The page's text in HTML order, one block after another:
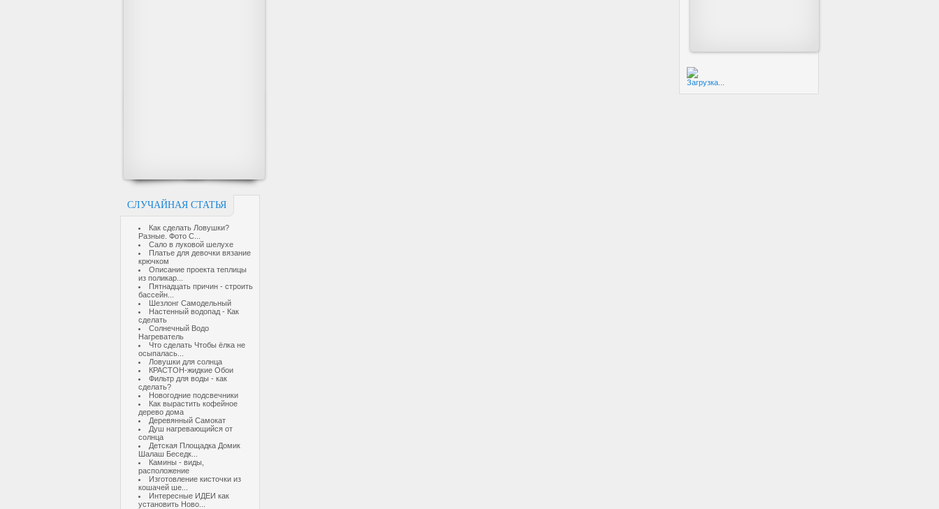
СЛУЧАЙНАЯ СТАТЬЯ
Как сделать Ловушки?
Разные. Фото С...
Сало в луковой шелухе
Платье для девочки вязание
крючком
Описание проекта теплицы
из поликар...
Пятнадцать причин - строить
бассейн...
Шезлонг Самодельный
Настенный водопад - Как
сделать
Солнечный Водо
Нагреватель
Что сделать Чтобы ёлка не
осыпалась...
Ловушки для солнца
КРАСТОН-жидкие Обои
Фильтр для воды - как
сделать?
Новогодние подсвечники
Как вырастить кофейное
дерево дома
Деревянный Самокат
Душ нагревающийся от
солнца
Детская Площадка Домик
Шалаш Беседк...
Камины - виды,
расположение
Изготовление кисточки из
кошачей ше...
Интересные ИДЕИ как
установить Ново...
Загрузка...